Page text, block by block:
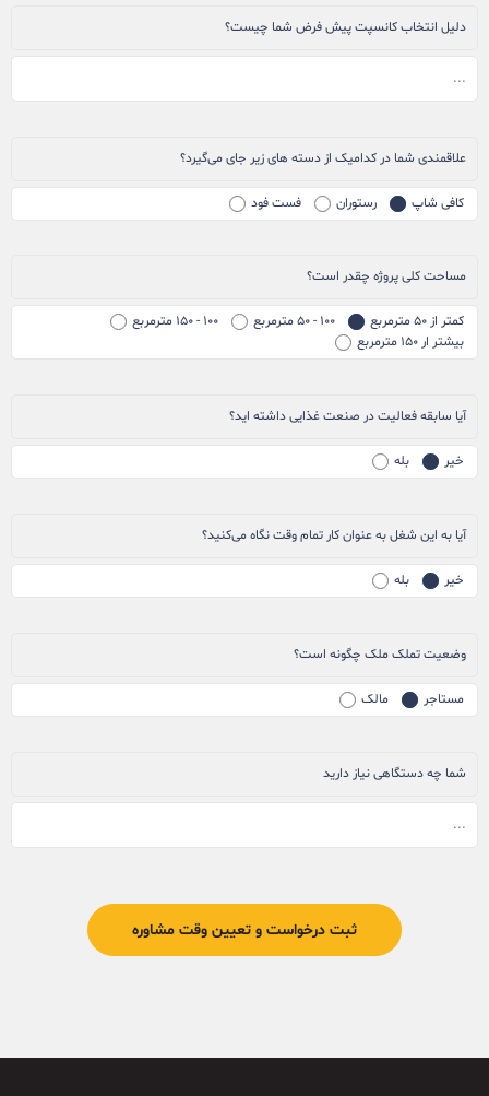
دلیل انتخاب کانسپت پیش فرض شما چیست؟
علاقمندی شما در کدامیک از دسته های زیر جای می‌گیرد؟
کافی شاپ رستوران فست فود
مساحت کلی پروژه چقدر است؟
کمتر از ۵۰ مترمربع ۱۰۰ - ۵۰ مترمربع
۱۰۰ - ۱۵۰ مترمربع
بیشتر ار ۱۵۰ مترمربع
آیا سابقه فعالیت در صنعت غذایی داشته اید؟
خیر بله
آیا به این شغل به عنوان کار تمام وقت نگاه می‌کنید؟
خیر بله
وضعیت تملک ملک چگونه است؟
مستاجر مالک
شما چه دستگاهی نیاز دارید